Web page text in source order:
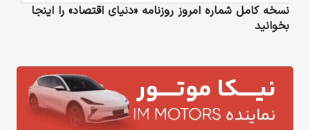
نسخه کامل شماره امروز روزنامه «دنیای‌ اقتصاد» را اینجا
بخوانید